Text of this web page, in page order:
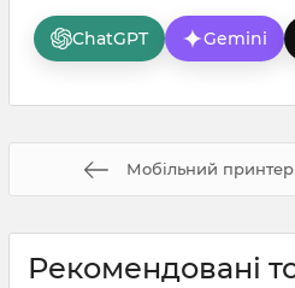
ChatGPT Gemini
Мобільний принтер
Рекомендовані